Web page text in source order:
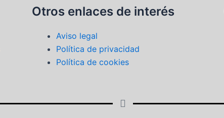
Otros enlaces de interés
Aviso legal
Política de privacidad
Política de cookies